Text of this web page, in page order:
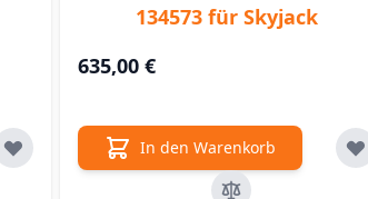
134573 für Skyjack
635,00 €
In den Warenkorb